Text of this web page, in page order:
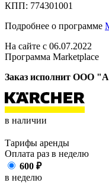
КПП: 774301001
Подробнее о программе
На сайте с 06.07.2022
Программа Marketplace
Заказ исполнит ООО
в наличии
Тарифы аренды
Оплата раз в неделю
600 ₽
в неделю